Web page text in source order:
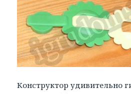
Конструктор удивительно